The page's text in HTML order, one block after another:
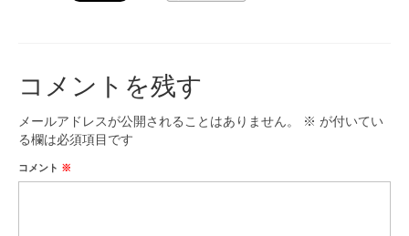
コメントを残す
メールアドレスが公開されることはありません。 ※ が付いてい
る欄は必須項目です
コメント ※